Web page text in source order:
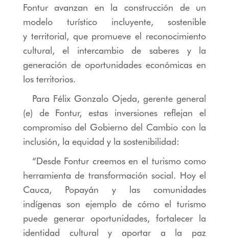
Fontur avanzan en la construcción de un
modelo turístico incluyente, sostenible
y territorial, que promueve el reconocimiento
cultural, el intercambio de saberes y la
generación de oportunidades económicas en
los territorios.
Para Félix Gonzalo Ojeda, gerente general
(e) de Fontur, estas inversiones reflejan el
compromiso del Gobierno del Cambio con la
inclusión, la equidad y la sostenibilidad:
“Desde Fontur creemos en el turismo como
herramienta de transformación social. Hoy el
Cauca, Popayán y las comunidades
indígenas son ejemplo de cómo el turismo
puede generar oportunidades, fortalecer la
identidad cultural y aportar a la paz